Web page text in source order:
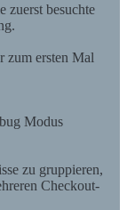
zuerst besuchte
zum ersten Mal
Modus
zu gruppieren,
Checkout-